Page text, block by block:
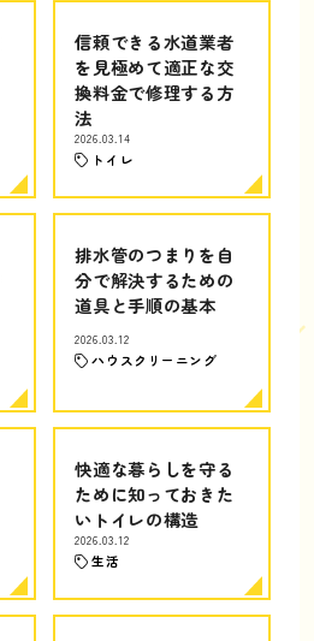
信頼できる水道業者
を見極めて適正な交
換料金で修理する方
法
2026.03.14
トイレ
排水管のつまりを自
分で解決するための
道具と手順の基本
2026.03.12
ハウスクリーニング
快適な暮らしを守る
ために知っておきた
いトイレの構造
2026.03.12
生活